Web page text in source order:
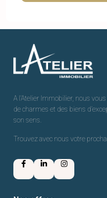
A l’Atelier Immobilier, nous
de charmes et des biens
son sens.
Trouvez avec nous votre